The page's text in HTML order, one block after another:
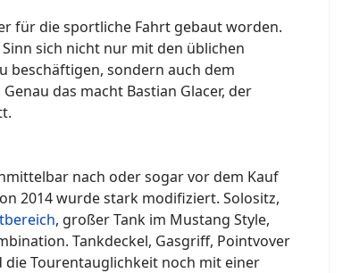
für die sportliche Fahrt gebaut worden.
sich nicht nur mit den üblichen
beschäftigen, sondern auch dem
das macht Bastian Glacer, der
nach oder sogar vor dem Kauf
2014 wurde stark modifiziert. Solositz,
, großer Tank im Mustang Style,
Tankdeckel, Gasgriff, Pointvover
die Tourentauglichkeit noch mit einer